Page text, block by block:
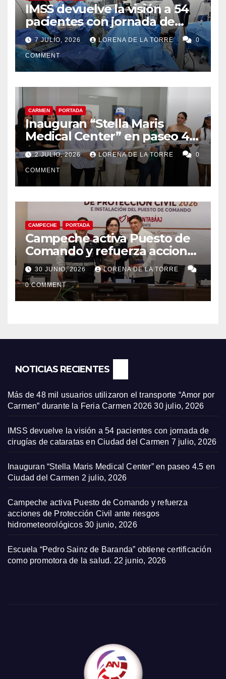
IMSS devuelve la visión a 54
pacientes con jornada de
cirugías de cataratas en
Ciudad del Carmen
7 JULIO, 2026 LORENA DE LA TORRE 0
COMMENT
CARMEN PORTADA
Inauguran “Stella Maris
Medical Center” en paseo 4.5
en Ciudad del Carmen
2 JULIO, 2026 LORENA DE LA TORRE 0
COMMENT
CAMPECHE PORTADA
Campeche activa Puesto de
Comando y refuerza acciones
de Protección Civil ante
riesgos hidrometeorológicos
30 JUNIO, 2026 LORENA DE LA TORRE
0 COMMENT
NOTICIAS RECIENTES
Más de 48 mil usuarios utilizaron el transporte “Amor por
Carmen” durante la Feria Carmen 2026 30 julio, 2026
IMSS devuelve la visión a 54 pacientes con jornada de
cirugías de cataratas en Ciudad del Carmen 7 julio, 2026
Inauguran “Stella Maris Medical Center” en paseo 4.5 en
Ciudad del Carmen 2 julio, 2026
Campeche activa Puesto de Comando y refuerza
acciones de Protección Civil ante riesgos
hidrometeorológicos 30 junio, 2026
Escuela “Pedro Sainz de Baranda” obtiene certificación
como promotora de la salud. 22 junio, 2026